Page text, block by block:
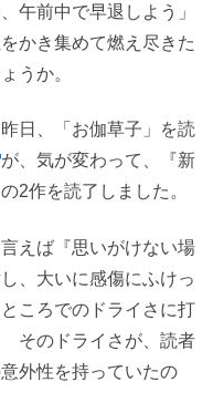
午前中で早退しよう」
かき集めて燃え尽きた
うか。
日、「お伽草子」を読
が、気が変わって、『新
2作を読了しました。
えば『思いがけない場
、大いに感傷にふけっ
ころでのドライさに打
そのドライさが、読者
外性を持っていたの